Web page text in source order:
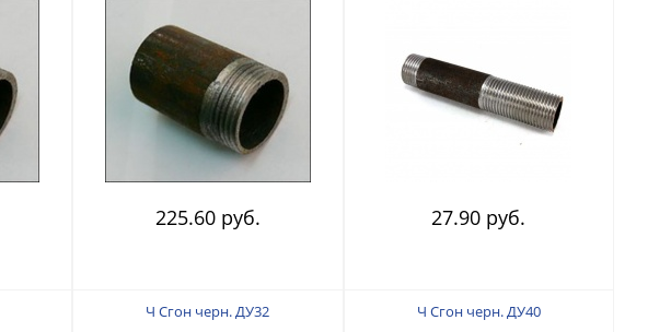
225.60 руб. 27.90 руб.
Ч Сгон черн. ДУ32 Ч Сгон черн. ДУ40